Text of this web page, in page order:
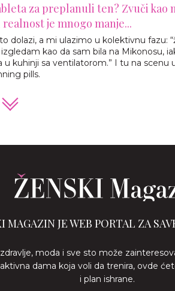
za preplanuli ten? Zvuči kao
realnost je mnogo manje...
dolazi, a mi ulazimo u kolektivnu fazu:
izgledam kao da sam bila na Mikonosu,
u kuhinji sa ventilatorom.” I tu na scenu
pills.
MAGAZIN JE WEB PORTAL ZA
moda i sve sto može
dama koja voli da trenira, ovde
i plan ishrane.